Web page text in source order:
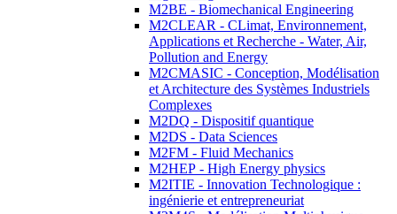
M2BE - Biomechanical Engineering
M2CLEAR - CLimat, Environnement,
Applications et Recherche - Water, Air,
Pollution and Energy
M2CMASIC - Conception, Modélisation
et Architecture des Systèmes Industriels
Complexes
M2DQ - Dispositif quantique
M2DS - Data Sciences
M2FM - Fluid Mechanics
M2HEP - High Energy physics
M2ITIE - Innovation Technologique :
ingénierie et entrepreneuriat